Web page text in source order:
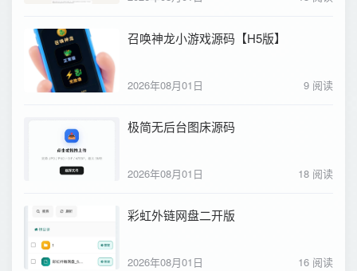
召唤神龙小游戏源码【H5版】
2026年08月01日 9 阅读
极简无后台图床源码
2026年08月01日 18 阅读
彩虹外链网盘二开版
2026年08月01日 16 阅读